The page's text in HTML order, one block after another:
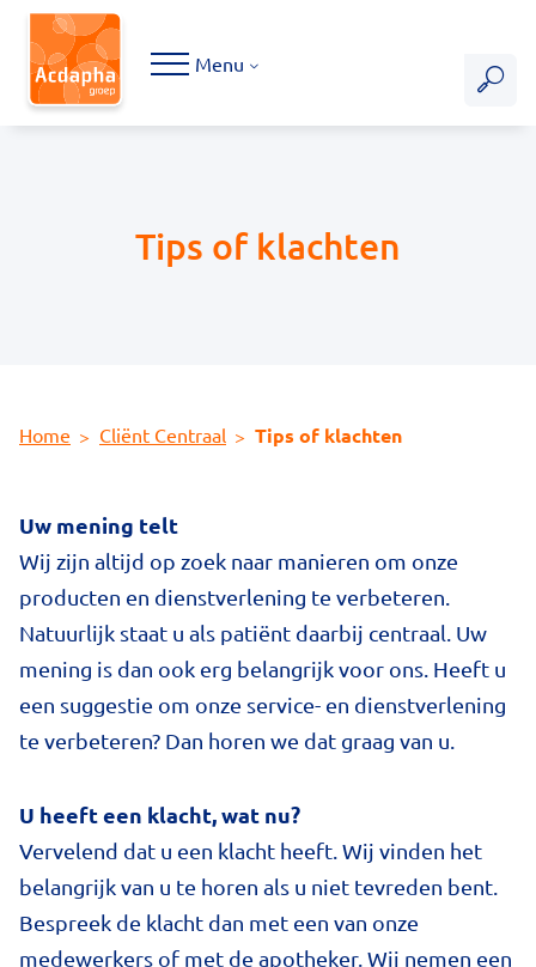
Hoofdmenu
Menu
Home Cliënt Centraal Tips of klachten
Tips of klachten
Uw mening telt
Wij zijn altijd op zoek naar manieren om onze
producten en dienstverlening te verbeteren.
Natuurlijk staat u als patiënt daarbij centraal. Uw
mening is dan ook erg belangrijk voor ons. Heeft u
een suggestie om onze service- en dienstverlening
te verbeteren? Dan horen we dat graag van u.
U heeft een klacht, wat nu?
Vervelend dat u een klacht heeft. Wij vinden het
belangrijk van u te horen als u niet tevreden bent.
Bespreek de klacht dan met een van onze
medewerkers of met de apotheker. Wij nemen een